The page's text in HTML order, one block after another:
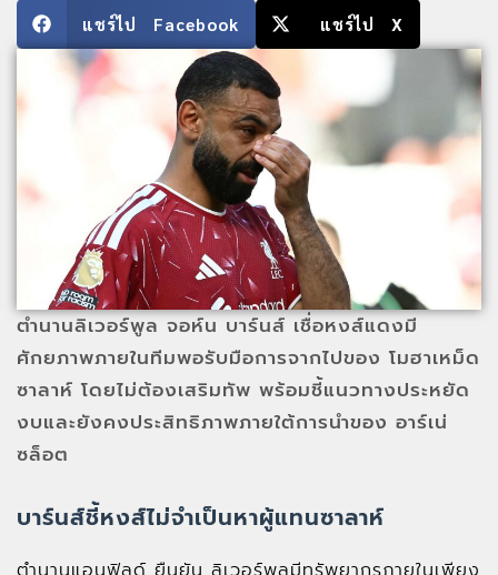
แชร์ไป Facebook แชร์ไป X
ตำนานลิเวอร์พูล จอห์น บาร์นส์ เชื่อหงส์แดงมี
ศักยภาพภายในทีมพอรับมือการจากไปของ โมฮาเหม็ด
ซาลาห์ โดยไม่ต้องเสริมทัพ พร้อมชี้แนวทางประหยัด
งบและยังคงประสิทธิภาพภายใต้การนำของ อาร์เน่
ซล็อต
บาร์นส์ชี้หงส์ไม่จำเป็นหาผู้แทนซาลาห์